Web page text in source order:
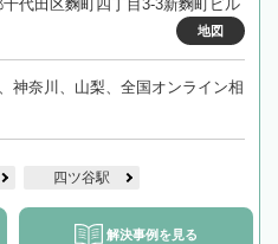
代田区麴町四丁目3-3新麴町ビル
地図
神奈川、山梨、全国オンライン相
四ツ谷駅
解決事例を見る